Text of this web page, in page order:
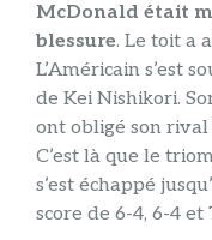
McDonald était
blessure. Le toit a
L’Américain s’est
de Kei Nishikori.
ont obligé son rival
C’est là que le
s’est échappé
score de 6-4, 6-4 et